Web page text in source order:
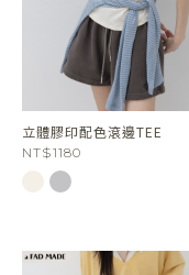
立體膠印配色滾邊TEE
NT$1180